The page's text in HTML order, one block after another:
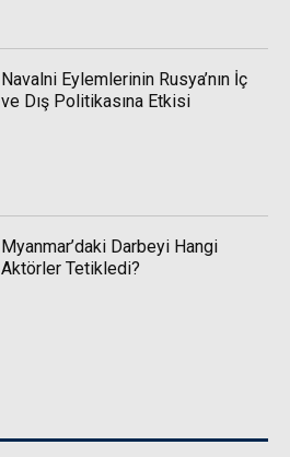
Navalni Eylemlerinin Rusya’nın İç
ve Dış Politikasına Etkisi
Myanmar’daki Darbeyi Hangi
Aktörler Tetikledi?